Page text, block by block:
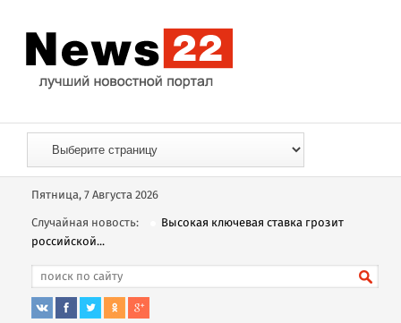
Пятница, 7 Августа 2026
Случайная новость:
Высокая ключевая ставка грозит
российской...